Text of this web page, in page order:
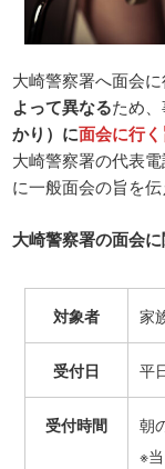
大崎警察署へ面会に
よって異なるため
かり）に面会に行
大崎警察署の代表
に一般面会の旨を
大崎警察署の面会
対象者 家
受付日 平
受付時間
朝
※